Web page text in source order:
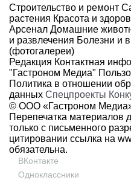
Строительство и ремонт
растения Красота и
Арсенал Домашние
и развлечения Болезни и
(фотогалереи)
Редакция Контактная
"Гастроном Медиа"
Политика в отношении
данных Спецпроекты
© ООО «Гастроном
Перепечатка материалов
только с письменного
цитировании ссылка на
обязательна.
ВКонтакте
Одноклассники